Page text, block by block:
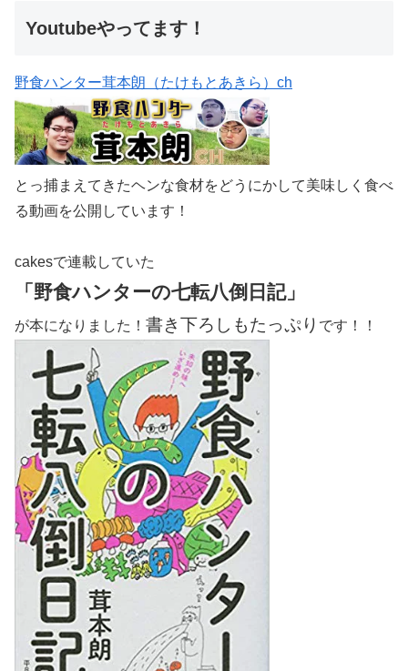
Youtubeやってます！
野食ハンター茸本朗（たけもとあきら）ch
とっ捕まえてきたヘンな食材をどうにかして美味しく食べ
る動画を公開しています！
cakesで連載していた
「野食ハンターの七転八倒日記」
が本になりました！ 書き下ろしもたっぷり です！！